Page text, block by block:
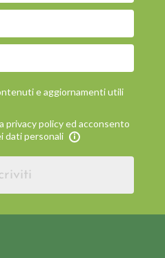
e aggiornamenti utili
privacy policy ed acconsento
dati personali